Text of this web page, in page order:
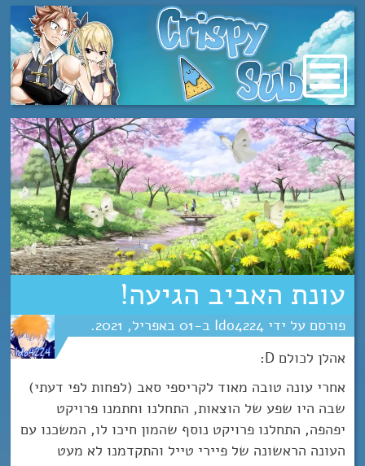
מעבר
לתוכן
עונת האביב הגיעה!
Ido4224
01 אפריל 2021
אהלן לכולם D:
אחרי עונה טובה מאוד לקריספי סאב (לפחות לפי דעתי)
שבה היו שפע של הוצאות, התחלנו וחתמנו פרויקט
יפהפה, התחלנו פרויקט נוסף שהמון חיכו לו, המשכנו עם
העונה הראשונה של פיירי טייל והתקדמנו לא מעט